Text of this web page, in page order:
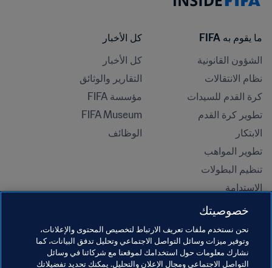
ما يقوم به FIFA
الشؤون القانونية
نظام الانتقالات
كرة القدم للسيدات
تطوير كرة القدم
الابتكار
تطوير المواهب
تنظيم البطولات
الاستدامة
حقوق الإنسان ومناهضة التمييز
المبادرات التعليمية
كل الأخبار
كل الأخبار
التقارير والوثائق
مؤسسة FIFA
FIFA Museum
الوظائف
خصوصيتك
نحن نستخدم ملفات تعريف الارتباط لتخصيص المحتوى والإعلانات،
وتوفير ميزات وسائل التواصل الاجتماعي وتحليل تدفق البيانات، كما
نشارك معلومات حول استخدامك لموقعنا مع شركائنا في وسائل
التواصل الاجتماعي ومجال الإعلان والتحليل. يمكنك تحديد تفضيلاتك